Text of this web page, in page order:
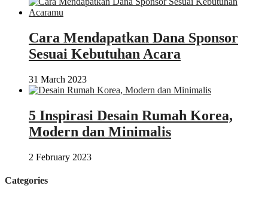
Cara Mendapatkan Dana Sponsor
Sesuai Kebutuhan Acara
31 March 2023
5 Inspirasi Desain Rumah Korea,
Modern dan Minimalis
2 February 2023
Categories